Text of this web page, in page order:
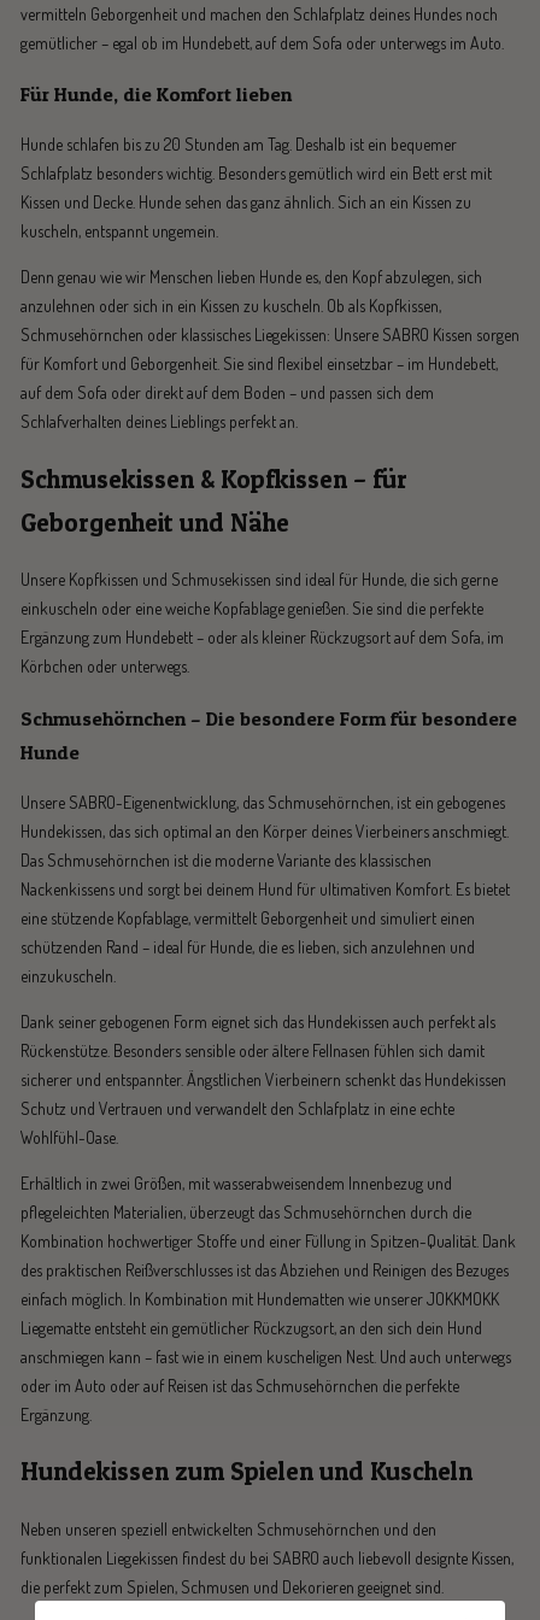
vermitteln Geborgenheit und machen den Schlafplatz deines Hundes noch
gemütlicher – egal ob im Hundebett, auf dem Sofa oder unterwegs im Auto.
Für Hunde, die Komfort lieben
Hunde schlafen bis zu 20 Stunden am Tag. Deshalb ist ein bequemer
Schlafplatz besonders wichtig. Besonders gemütlich wird ein Bett erst mit
Kissen und Decke. Hunde sehen das ganz ähnlich. Sich an ein Kissen zu
kuscheln, entspannt ungemein.
Denn genau wie wir Menschen lieben Hunde es, den Kopf abzulegen, sich
anzulehnen oder sich in ein Kissen zu kuscheln. Ob als Kopfkissen,
Schmusehörnchen oder klassisches Liegekissen: Unsere SABRO Kissen sorgen
für Komfort und Geborgenheit. Sie sind flexibel einsetzbar – im Hundebett,
auf dem Sofa oder direkt auf dem Boden – und passen sich dem
Schlafverhalten deines Lieblings perfekt an.
Schmusekissen & Kopfkissen – für
Geborgenheit und Nähe
Unsere Kopfkissen und Schmusekissen sind ideal für Hunde, die sich gerne
einkuscheln oder eine weiche Kopfablage genießen. Sie sind die perfekte
Ergänzung zum Hundebett – oder als kleiner Rückzugsort auf dem Sofa, im
Körbchen oder unterwegs.
Schmusehörnchen – Die besondere Form für besondere
Hunde
Unsere SABRO-Eigenentwicklung, das Schmusehörnchen, ist ein gebogenes
Hundekissen, das sich optimal an den Körper deines Vierbeiners anschmiegt.
Das Schmusehörnchen ist die moderne Variante des klassischen
Nackenkissens und sorgt bei deinem Hund für ultimativen Komfort. Es bietet
eine stützende Kopfablage, vermittelt Geborgenheit und simuliert einen
schützenden Rand – ideal für Hunde, die es lieben, sich anzulehnen und
einzukuscheln.
Dank seiner gebogenen Form eignet sich das Hundekissen auch perfekt als
Rückenstütze. Besonders sensible oder ältere Fellnasen fühlen sich damit
sicherer und entspannter. Ängstlichen Vierbeinern schenkt das Hundekissen
Schutz und Vertrauen und verwandelt den Schlafplatz in eine echte
Wohlfühl-Oase.
Erhältlich in zwei Größen, mit wasserabweisendem Innenbezug und
pflegeleichten Materialien, überzeugt das Schmusehörnchen durch die
Kombination hochwertiger Stoffe und einer Füllung in Spitzen-Qualität. Dank
des praktischen Reißverschlusses ist das Abziehen und Reinigen des Bezuges
einfach möglich. In Kombination mit Hundematten wie unserer JOKKMOKK
Liegematte entsteht ein gemütlicher Rückzugsort, an den sich dein Hund
anschmiegen kann – fast wie in einem kuscheligen Nest. Und auch unterwegs
oder im Auto oder auf Reisen ist das Schmusehörnchen die perfekte
Ergänzung.
Hundekissen zum Spielen und Kuscheln
Neben unseren speziell entwickelten Schmusehörnchen und den
funktionalen Liegekissen findest du bei SABRO auch liebevoll designte Kissen,
die perfekt zum Spielen, Schmusen und Dekorieren geeignet sind.